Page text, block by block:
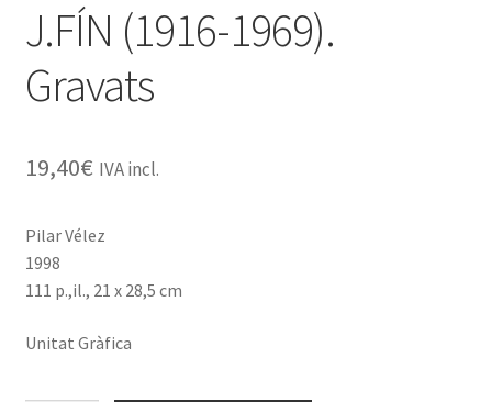
J.FÍN (1916-1969).
Gravats
19,40€ IVA incl.
Pilar Vélez
1998
111 p.,il., 21 x 28,5 cm
Unitat Gràfica